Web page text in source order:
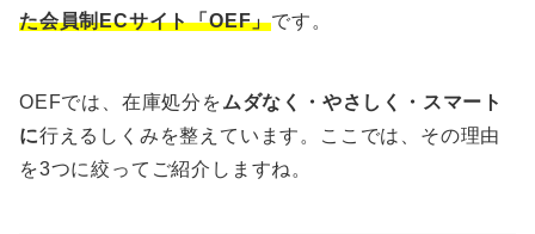
た会員制ECサイト「OEF」です。
OEFでは、在庫処分をムダなく・やさしく・スマート
に行えるしくみを整えています。ここでは、その理由
を3つに絞ってご紹介しますね。